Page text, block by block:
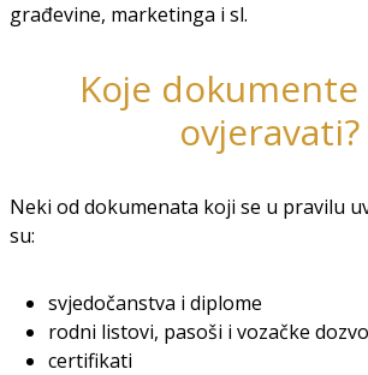
građevine, marketinga i sl.
Koje
ovjeravati?
Neki od dokumenata koji se u pravilu
su:
svjedočanstva i diplome
rodni listovi, pasoši i vozačke
certifikati